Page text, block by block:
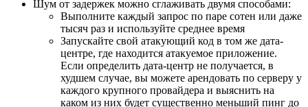
Шум от задержек можно сглаживать двумя способами:
Выполните каждый запрос по паре сотен или даже
тысяч раз и используйте среднее время
Запускайте свой атакующий код в том же дата-
центре, где находится атакуемое приложение.
Если определить дата-центр не получается, в
худшем случае, вы можете арендовать по серверу у
каждого крупного провайдера и выяснить на
каком из них будет существенно меньший пинг до